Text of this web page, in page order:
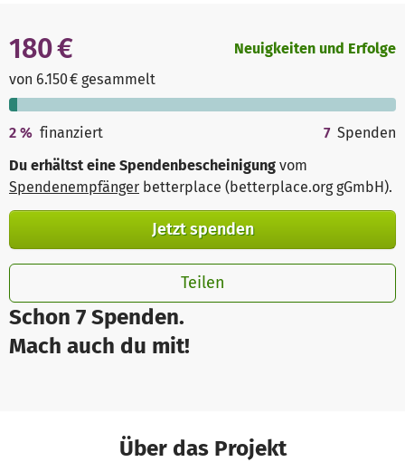
Schon 7 Spenden.
Mach auch du mit!
180 €
von 6.150 € gesammelt
Neuigkeiten und Erfolge
2 % finanziert 7 Spenden
Du erhältst eine Spendenbescheinigung vom
Spendenempfänger betterplace (betterplace.org gGmbH).
Jetzt spenden
Teilen
Über das Projekt